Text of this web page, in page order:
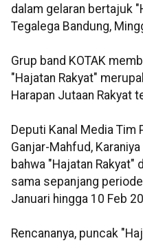
dalam gelaran bertajuk
Tegalega Bandung,
Grup band KOTAK
"Hajatan Rakyat"
Harapan Jutaan Rakyat
Deputi Kanal Media Tim
Ganjar-Mahfud,
bahwa "Hajatan Rakyat"
sama sepanjang
Januari hingga 10 Feb
Rencananya, puncak